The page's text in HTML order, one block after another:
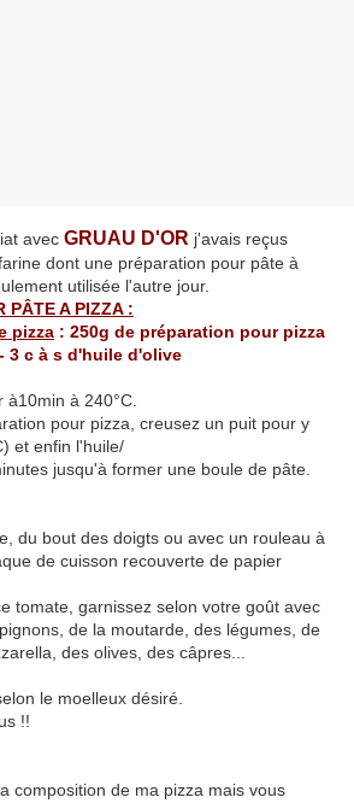
avec GRUAU D'OR j'avais reçus
dont une préparation pour pâte à
utilisée l'autre jour.
PÂTE A PIZZA :
pizza : 250g de préparation pour pizza
3 c à s d'huile d'olive
à 240°C.
pour pizza, creusez un puit pour y
et enfin l'huile/
jusqu'à former une boule de pâte.
du bout des doigts ou avec un rouleau à
de cuisson recouverte de papier
tomate, garnissez selon votre goût avec
de la moutarde, des légumes, de
des olives, des câpres...
le moelleux désiré.
!!
composition de ma pizza mais vous